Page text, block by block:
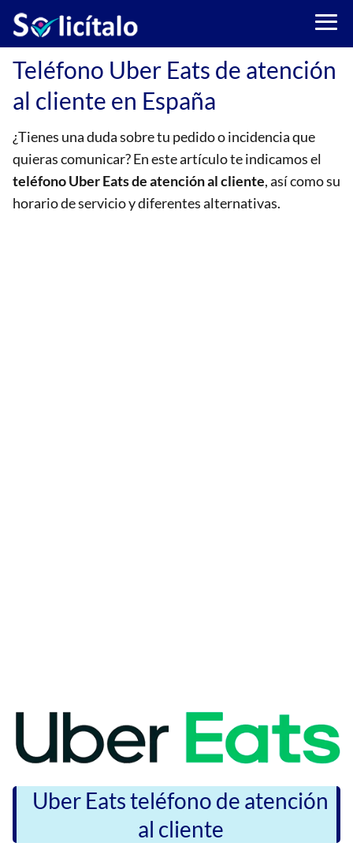
Teléfono Uber Eats de atención
al cliente en España
¿Tienes una duda sobre tu pedido o incidencia que
quieras comunicar? En este artículo te indicamos el
teléfono Uber Eats de atención al cliente, así como su
horario de servicio y diferentes alternativas.
Uber Eats teléfono de atención
al cliente